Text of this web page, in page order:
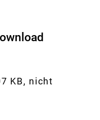
KB, nicht